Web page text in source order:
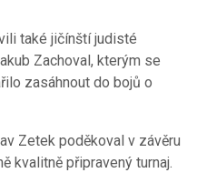
také jičínští judisté
Zachoval, kterým se
zasáhnout do bojů o
Zetek poděkoval v závěru
kvalitně připravený turnaj.